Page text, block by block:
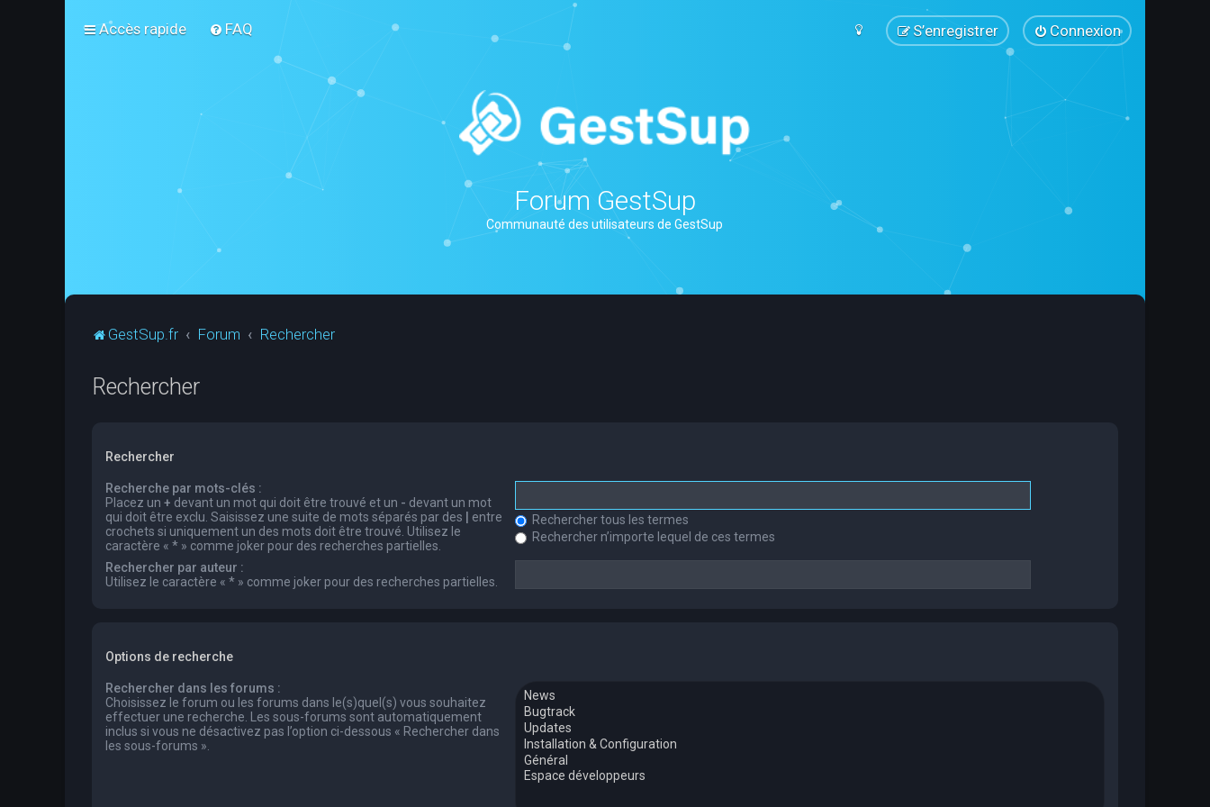
Accès rapide FAQ Connexion
S’enregistrer
Forum GestSup
Communauté des utilisateurs de GestSup
GestSup.fr Forum Rechercher
Rechercher
Rechercher
Recherche par mots-clés :
Placez un + devant un mot qui doit être trouvé et un - devant un mot
qui doit être exclu. Saisissez une suite de mots séparés par des
entre
crochets si uniquement un des mots doit être trouvé. Utilisez le
caractère « * » comme joker pour des recherches partielles.
Rechercher tous les termes
Rechercher n’importe lequel de ces termes
Rechercher par auteur :
Utilisez le caractère « * » comme joker pour des recherches partielles.
Options de recherche
Rechercher dans les forums :
Choisissez le forum ou les forums dans le(s)quel(s) vous souhaitez
effectuer une recherche. Les sous-forums sont automatiquement
inclus si vous ne désactivez pas l’option ci-dessous « Rechercher dans
les sous-forums ».